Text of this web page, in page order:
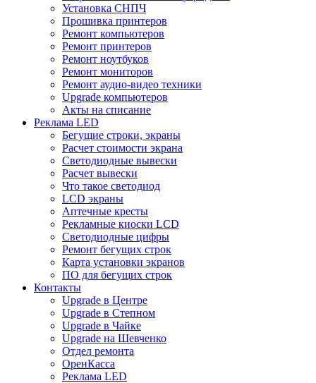
Установка СНПЧ
Прошивка принтеров
Ремонт компьютеров
Ремонт принтеров
Ремонт ноутбуков
Ремонт мониторов
Ремонт аудио-видео техники
Upgrade компьютеров
Акты на списание
Реклама LED
Бегущие строки, экраны
Расчет стоимости экрана
Светодиодные вывески
Расчет вывески
Что такое светодиод
LCD экраны
Аптечные кресты
Рекламные киоски LCD
Светодиодные цифры
Ремонт бегущих строк
Карта установки экранов
ПО для бегущих строк
Контакты
Upgrade в Центре
Upgrade в Степном
Upgrade в Чайке
Upgrade на Шевченко
Отдел ремонта
ОренКасса
Реклама LED